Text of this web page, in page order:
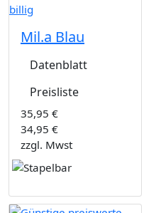
Mil.a Blau
Datenblatt
Preisliste
35,95 €
34,95 €
zzgl. Mwst